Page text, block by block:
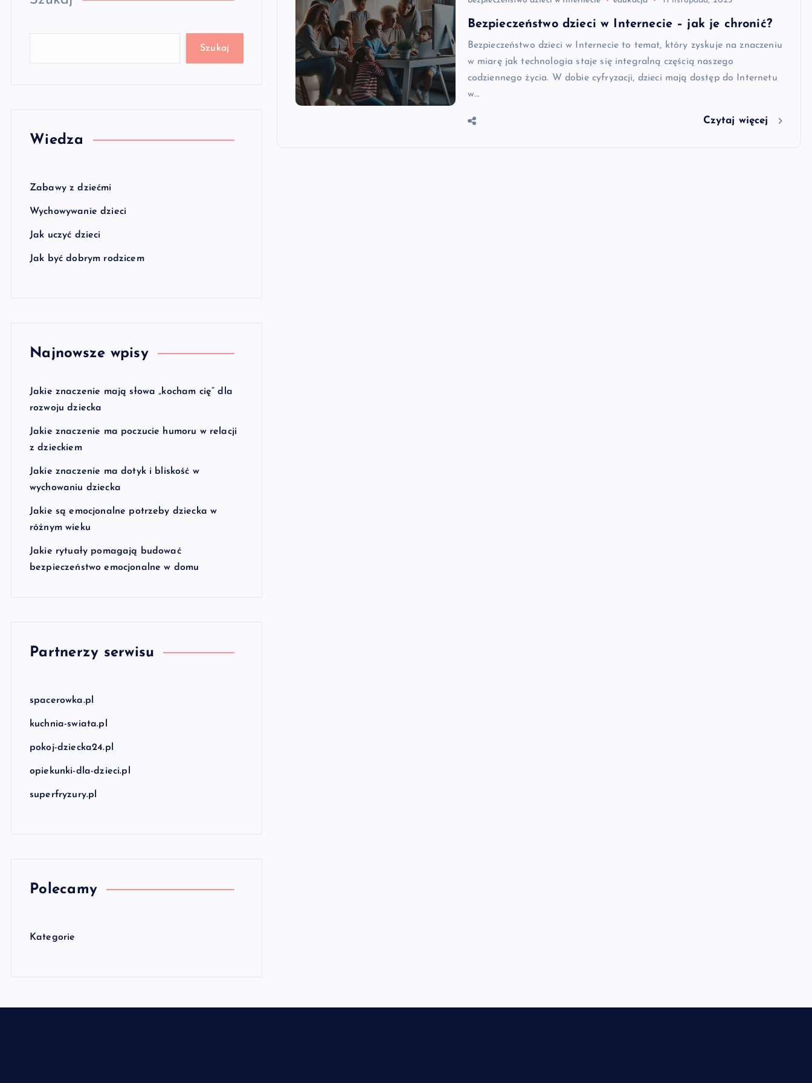
Szukaj
Wiedza
Zabawy z dziećmi
Wychowywanie dzieci
Jak uczyć dzieci
Jak być dobrym rodzicem
Najnowsze wpisy
Jakie znaczenie mają słowa „kocham cię” dla
rozwoju dziecka
Jakie znaczenie ma poczucie humoru w relacji
z dzieckiem
Jakie znaczenie ma dotyk i bliskość w
wychowaniu dziecka
Jakie są emocjonalne potrzeby dziecka w
różnym wieku
Jakie rytuały pomagają budować
bezpieczeństwo emocjonalne w domu
Partnerzy serwisu
spacerowka.pl
kuchnia-swiata.pl
pokoj-dziecka24.pl
opiekunki-dla-dzieci.pl
superfryzury.pl
Polecamy
Kategorie
Bezpieczeństwo dzieci w Internecie – jak je chronić?
Bezpieczeństwo dzieci w Internecie to temat, który zyskuje na znaczeniu
w miarę jak technologia staje się integralną częścią naszego
codziennego życia. W dobie cyfryzacji, dzieci mają dostęp do Internetu
w…
Czytaj więcej